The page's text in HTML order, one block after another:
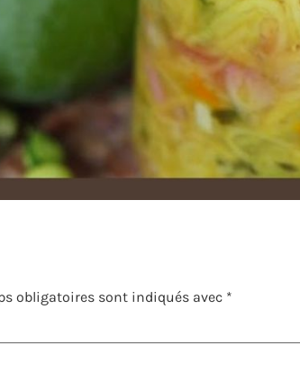
obligatoires sont indiqués avec *